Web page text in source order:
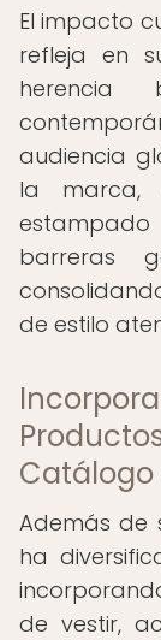
El impacto
refleja en
herencia
audiencia
la marca,
barreras
de estilo
Catálogo
Además de
ha
de vestir,